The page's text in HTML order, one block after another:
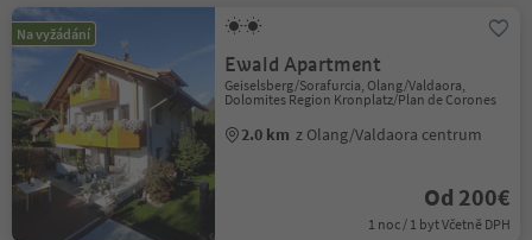
Na vyžádání
Ewald Apartment
Geiselsberg/Sorafurcia, Olang/Valdaora,
Dolomites Region Kronplatz/Plan de Corones
2.0 km z Olang/Valdaora centrum
Od 200€
1 noc / 1 byt Včetně DPH